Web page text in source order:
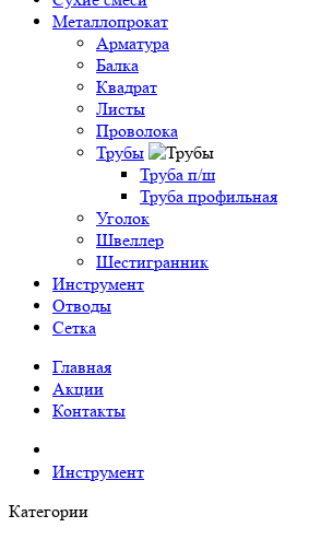
Металлопрокат
Арматура
Балка
Квадрат
Листы
Проволока
Трубы
Труба п/ш
Труба профильная
Уголок
Швеллер
Шестигранник
Инструмент
Отводы
Сетка
Главная
Акции
Контакты
Инструмент
Категории